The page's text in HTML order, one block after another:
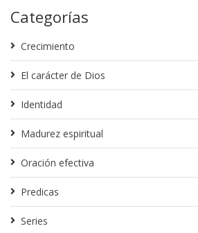
Categorías
Crecimiento
El carácter de Dios
Identidad
Madurez espiritual
Oración efectiva
Predicas
Series